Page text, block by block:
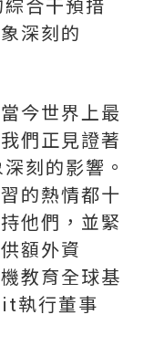
合干預措
深刻的
今世界上最
們正見證著
刻的影響。
的熱情都十
他們，並緊
額外資
教育全球基
執行董事